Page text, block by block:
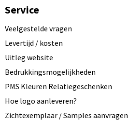
Service
Veelgestelde vragen
Levertijd / kosten
Uitleg website
Bedrukkingsmogelijkheden
PMS Kleuren Relatiegeschenken
Hoe logo aanleveren?
Zichtexemplaar / Samples aanvragen